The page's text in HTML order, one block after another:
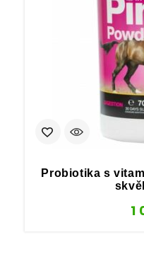
Probiotika s
1